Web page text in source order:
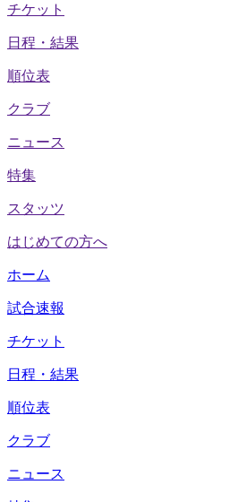
チケット
日程・結果
順位表
クラブ
ニュース
特集
スタッツ
はじめての方へ
ホーム
試合速報
チケット
日程・結果
順位表
クラブ
ニュース